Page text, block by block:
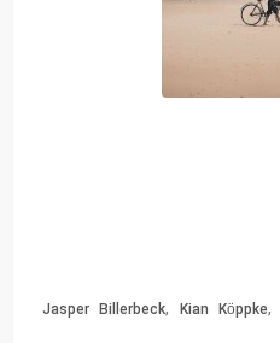
Jasper Billerbeck, Kian Köppke,